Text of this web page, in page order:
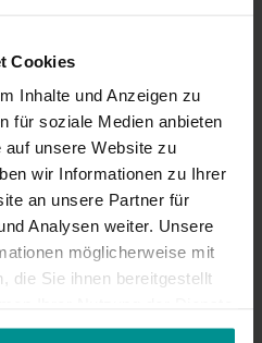
Cookies
Inhalte und Anzeigen zu
für soziale Medien anbieten
unsere Website zu
wir Informationen zu Ihrer
an unsere Partner für
Analysen weiter. Unsere
möglicherweise mit
die Sie ihnen bereitgestellt
22:20